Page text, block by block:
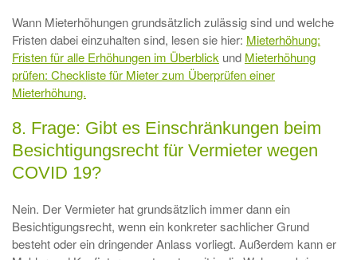
Wann Mieterhöhungen grundsätzlich zulässig sind und welche
Fristen dabei einzuhalten sind, lesen sie hier: Mieterhöhung:
Fristen für alle Erhöhungen im Überblick und Mieterhöhung
prüfen: Checkliste für Mieter zum Überprüfen einer
Mieterhöhung.
8. Frage: Gibt es Einschränkungen beim
Besichtigungsrecht für Vermieter wegen
COVID 19?
Nein. Der Vermieter hat grundsätzlich immer dann ein
Besichtigungsrecht, wenn ein konkreter sachlicher Grund
besteht oder ein dringender Anlass vorliegt. Außerdem kann er